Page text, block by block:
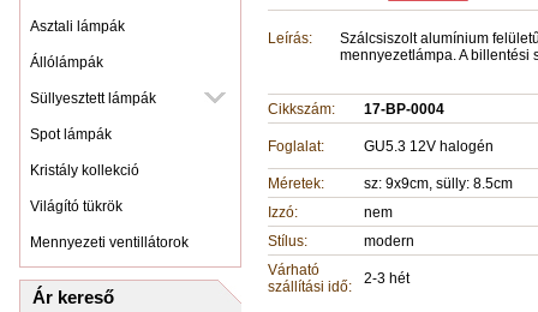
Asztali lámpák
Állólámpák
Süllyesztett lámpák
Spot lámpák
Kristály kollekció
Világító tükrök
Mennyezeti ventillátorok
Ár kereső
Leírás:
Szálcsiszolt alumínium
mennyezetlámpa. A billentési
Cikkszám: 17-BP-0004
Foglalat: GU5.3 12V halogén
Méretek:
sz: 9x9cm, sülly: 8.5cm
Izzó:
nem
Stílus:
modern
Várható
szállítási idő:
2-3 hét